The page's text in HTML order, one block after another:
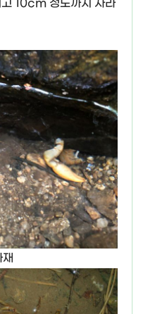
고 10cm 정도까지 자라